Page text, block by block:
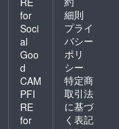
for
Soci
al
Goo
d
CAM
PFI
RE
for
細則
プライ
バシー
ポリ
シー
特定商
取引法
に基づ
く表記